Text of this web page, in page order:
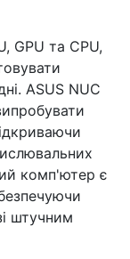
GPU та CPU,
ASUS NUC
комп'ютер є
штучним